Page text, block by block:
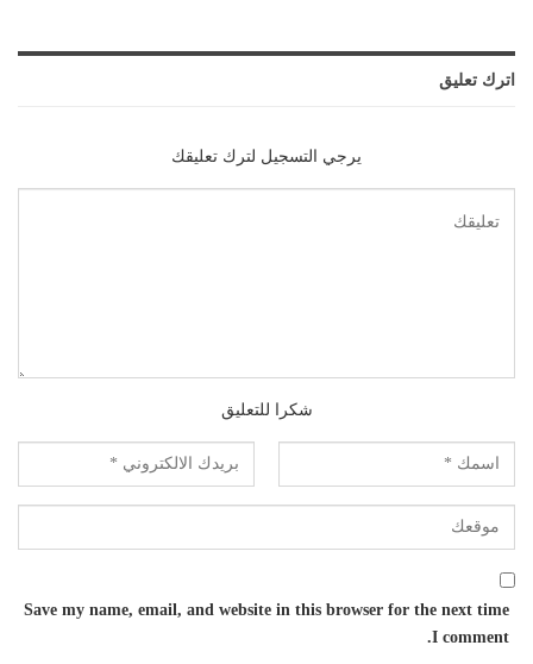
اترك تعليق
يرجي التسجيل لترك تعليقك
شكرا للتعليق
Save my name, email, and website in this browser for the next time
I comment.